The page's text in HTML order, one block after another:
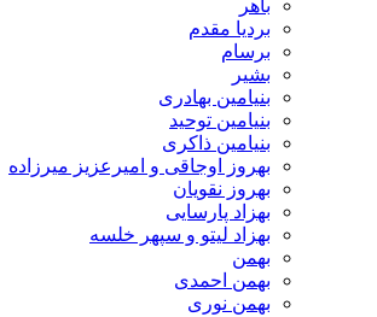
باهر
بردیا مقدم
برسام
بشیر
بنیامین بهادری
بنیامین توحید
بنیامین ذاکری
بهروز اوجاقی و امیرعزیز میرزاده
بهروز نقویان
بهزاد پارسایی
بهزاد لیتو و سپهر خلسه
بهمن
بهمن احمدی
بهمن نوری